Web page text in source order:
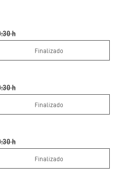
h
Finalizado
h
Finalizado
h
Finalizado